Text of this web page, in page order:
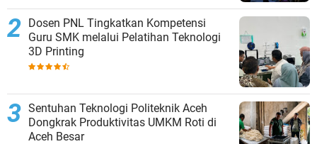
Dosen PNL Tingkatkan Kompetensi
Guru SMK melalui Pelatihan Teknologi
3D Printing
Sentuhan Teknologi Politeknik Aceh
Dongkrak Produktivitas UMKM Roti di
Aceh Besar